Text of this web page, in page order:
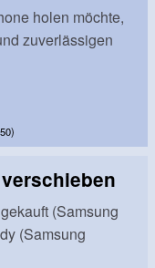
holen möchte,
zuverlässigen
(Samsung
(Samsung